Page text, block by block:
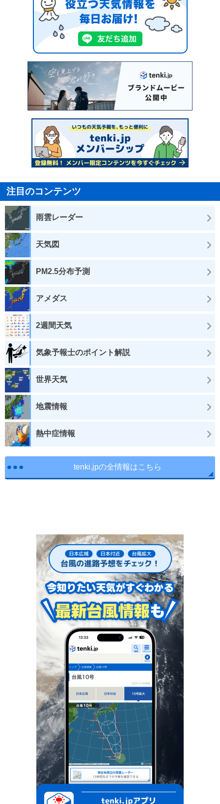
注目のコンテンツ
雨雲レーダー
天気図
PM2.5分布予測
アメダス
2週間天気
気象予報士のポイント解説
世界天気
地震情報
熱中症情報
tenki.jpの全情報はこちら